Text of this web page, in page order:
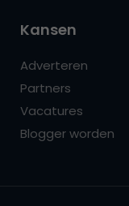
Kansen
Adverteren
Partners
Vacatures
Blogger worden